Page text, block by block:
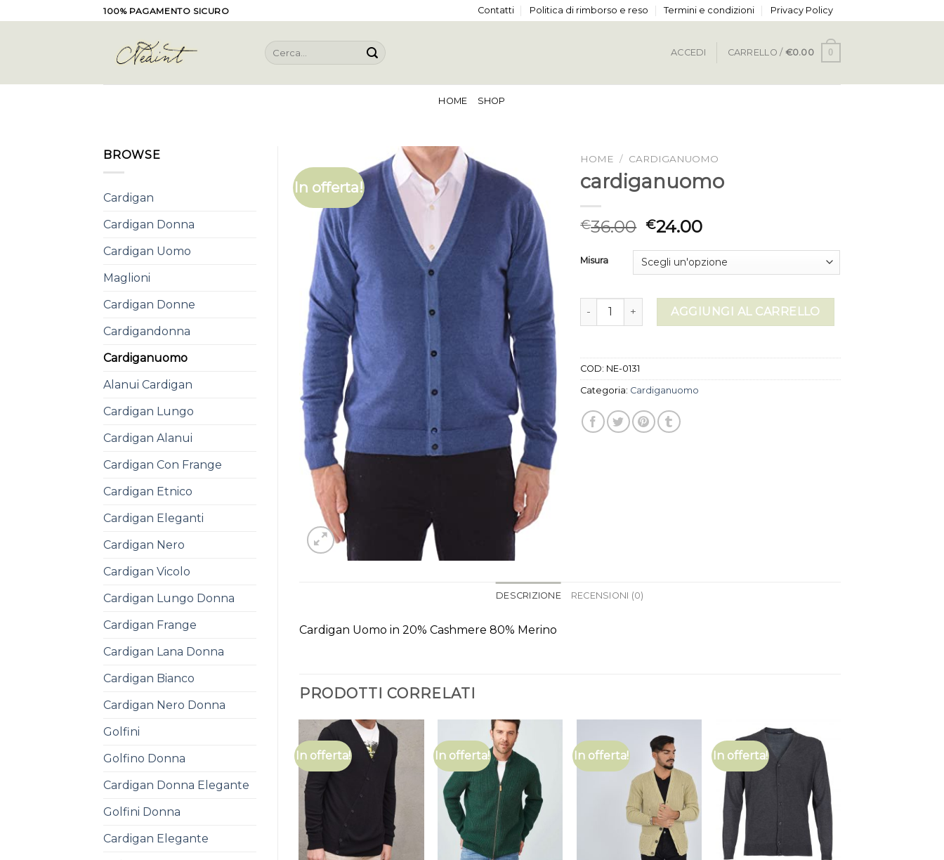
to
100% PAGAMENTO SICURO Contatti Politica di rimborso e reso Termini e condizioni Privacy Policy
Cerca:
ACCEDI CARRELLO / €0.00 0
HOME SHOP
BROWSE
Cardigan
Cardigan Donna
Cardigan Uomo
Maglioni
Cardigan Donne
Cardigandonna
Cardiganuomo
Alanui Cardigan
Cardigan Lungo
Cardigan Alanui
Cardigan Con Frange
Cardigan Etnico
Cardigan Eleganti
Cardigan Nero
Cardigan Vicolo
Cardigan Lungo Donna
Cardigan Frange
Cardigan Lana Donna
Cardigan Bianco
Cardigan Nero Donna
Golfini
Golfino Donna
Cardigan Donna Elegante
Golfini Donna
Cardigan Elegante
In offerta!
HOME / CARDIGANUOMO
cardiganuomo
€36.00 €24.00
Misura
cardiganuomo quantitàAGGIUNGI AL CARRELLO
COD: NE-0131
Categoria: Cardiganuomo
DESCRIZIONE RECENSIONI (0)
Cardigan Uomo in 20% Cashmere 80% Merino
PRODOTTI CORRELATI
In offerta! In offerta! In offerta! In offerta!